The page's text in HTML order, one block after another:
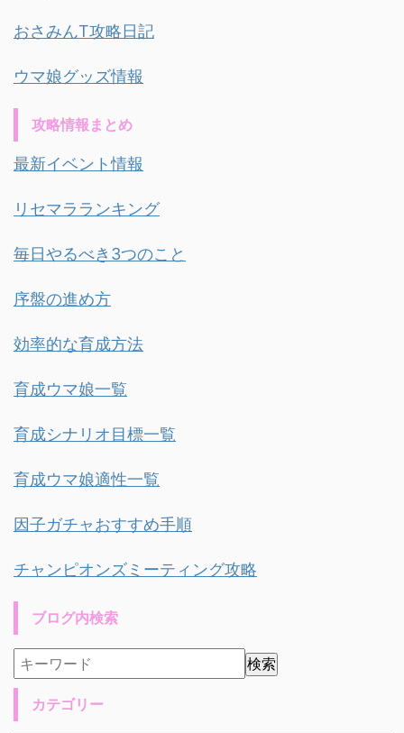
おさみんT攻略日記
ウマ娘グッズ情報
攻略情報まとめ
最新イベント情報
リセマラランキング
毎日やるべき3つのこと
序盤の進め方
効率的な育成方法
育成ウマ娘一覧
育成シナリオ目標一覧
育成ウマ娘適性一覧
因子ガチャおすすめ手順
チャンピオンズミーティング攻略
ブログ内検索
カテゴリー